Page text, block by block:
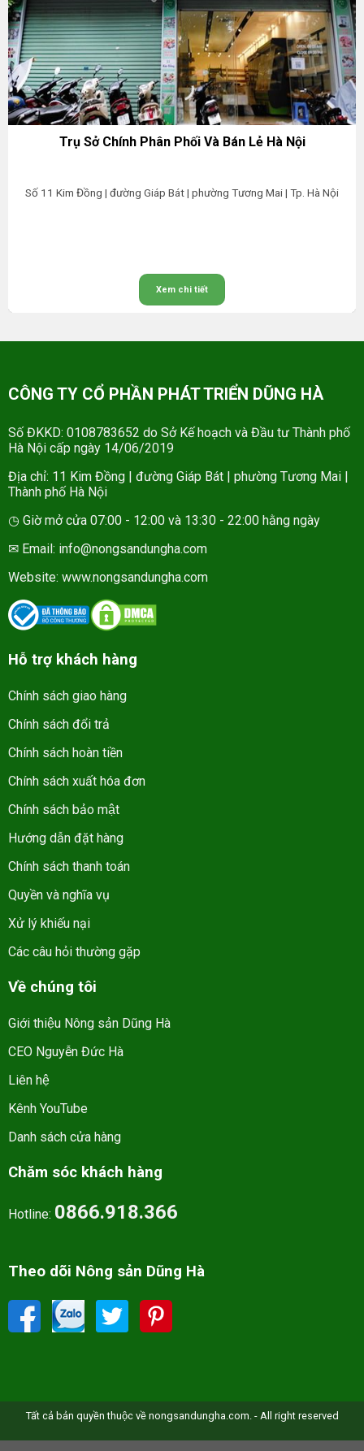
Trụ Sở Chính Phân Phối Và Bán Lẻ Hà Nội
Số 11 Kim Đồng | đường Giáp Bát | phường Tương Mai | Tp. Hà Nội
Xem chi tiết
CÔNG TY CỔ PHẦN PHÁT TRIỂN DŨNG HÀ
Số ĐKKD: 0108783652 do Sở Kế hoạch và Đầu tư Thành phố
Hà Nội cấp ngày 14/06/2019
Địa chỉ: 11 Kim Đồng | đường Giáp Bát | phường Tương Mai |
Thành phố Hà Nội
◷ Giờ mở cửa 07:00 - 12:00 và 13:30 - 22:00 hằng ngày
✉ Email: info@nongsandungha.com
Website: www.nongsandungha.com
Hỗ trợ khách hàng
Chính sách giao hàng
Chính sách đổi trả
Chính sách hoàn tiền
Chính sách xuất hóa đơn
Chính sách bảo mật
Hướng dẫn đặt hàng
Chính sách thanh toán
Quyền và nghĩa vụ
Xử lý khiếu nại
Các câu hỏi thường gặp
Về chúng tôi
Giới thiệu Nông sản Dũng Hà
CEO Nguyễn Đức Hà
Liên hệ
Kênh YouTube
Danh sách cửa hàng
Chăm sóc khách hàng
Hotline: 0866.918.366
Theo dõi Nông sản Dũng Hà
Tất cả bản quyền thuộc về nongsandungha.com. - All right reserved